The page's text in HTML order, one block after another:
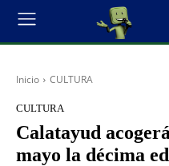
Inicio CULTURA
CULTURA
Calatayud
mayo la décima